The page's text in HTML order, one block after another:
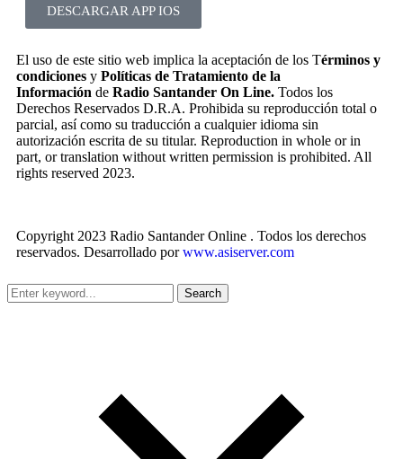
DESCARGAR APP IOS
El uso de este sitio web implica la aceptación de los Términos y
condiciones y Políticas de Tratamiento de la
Información de Radio Santander On Line. Todos los
Derechos Reservados D.R.A. Prohibida su reproducción total o
parcial, así como su traducción a cualquier idioma sin
autorización escrita de su titular. Reproduction in whole or in
part, or translation without written permission is prohibited. All
rights reserved 2023.
Copyright 2023 Radio Santander Online . Todos los derechos
reservados. Desarrollado porwww.asiserver.com
Search